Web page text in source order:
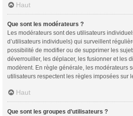
Haut
Que sont les modérateurs ?
Les modérateurs sont des utilisateurs
d’utilisateurs individuels) qui surveillent
possibilité de modifier ou de supprimer les
déverrouiller, les déplacer, les fusionner et les
modèrent. En règle générale, les modérateurs
utilisateurs respectent les règles imposées sur
Haut
Que sont les groupes d’utilisateurs ?